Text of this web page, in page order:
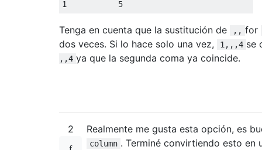
Tenga en cuenta que la sustitución de ,, for
dos veces. Si lo hace solo una vez,
1,,,4 se
,,4 ya que la segunda coma ya coincide.
2 Realmente me gusta esta opción, es
column . Terminé convirtiendo esto en